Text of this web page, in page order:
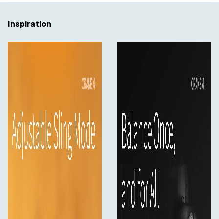
fotograferar samtidigt och njut av en jämn och stabil
kreativ resa.
1x Objektivstöd
1x Snabbkopplingsplatta med dubbel-funktion
1x Reflektor
1x 3/8" skruv
3x 1/4" skruv
1x Sony kontrollkabel Typ-C till Multi USB
Inspiration